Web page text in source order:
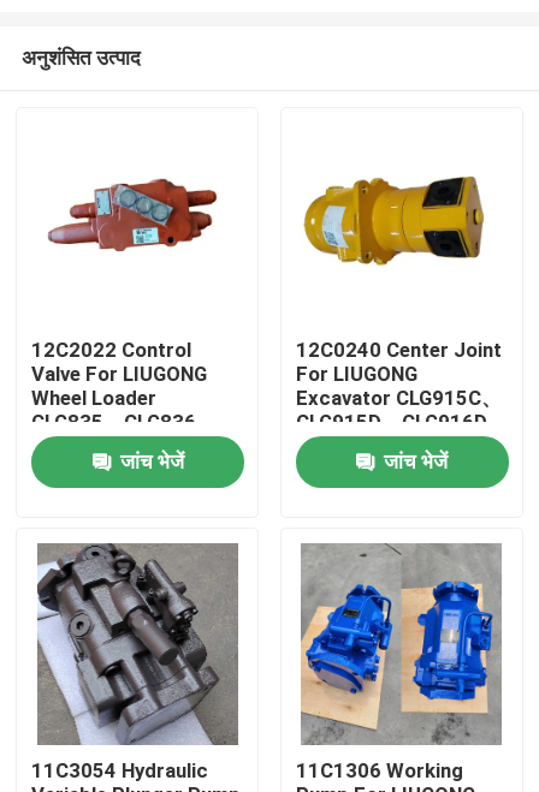
घर
उत्पादों
वीडियो
अनुशंसित उत्पाद
12C2022 Control
Valve For LIUGONG
Wheel Loader
CLG835、CLG836、
ZL30CN、ZL30E
CLG842、ZL40B
CLG850H、CLG855H
जांच भेजें
12C0240 Center Joint
For LIUGONG
Excavator CLG915C、
CLG915D、CLG916D
CLG920D、CLG920E
CLG922D जांच भेजें
11C3054 Hydraulic
11C1306 Working